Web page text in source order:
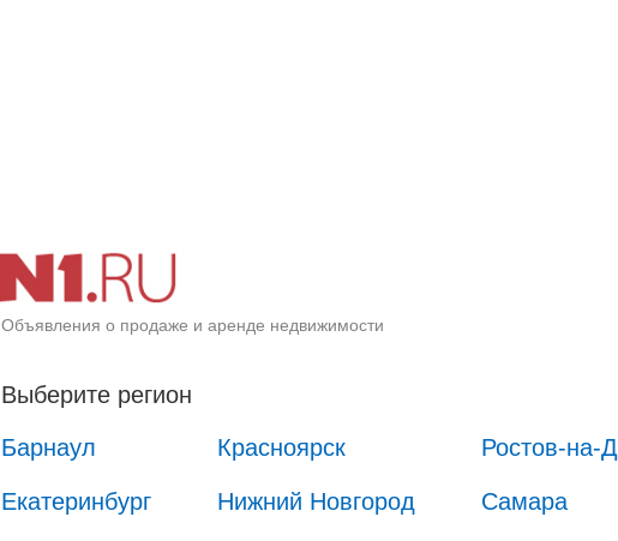
Объявления о продаже и аренде недвижимости
Выберите регион
Барнаул
Красноярск Ростов-на-
Екатеринбург Нижний Новгород Самара